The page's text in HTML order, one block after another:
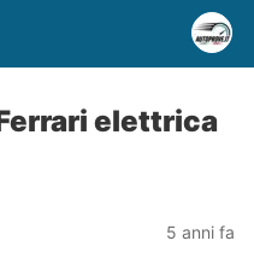
elettrica
5 anni fa